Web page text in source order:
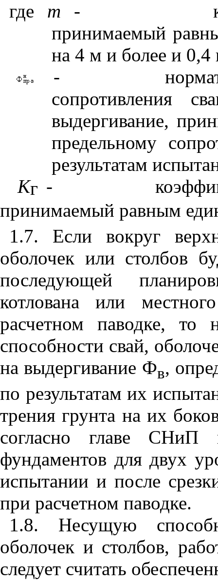
где m -
принимаемый
на 4 м и более и
-
сопротивления
выдергивание,
предельному
результатам
Кг -
принимаемый равным
1.7. Если вокруг
оболочек или столбов
последующей
котлована или
расчетном паводке, то
способности свай,
на выдергивание Фв,
по результатам их
трения грунта на их
согласно главе СНиП
фундаментов для двух
испытании и после
при расчетном паводке.
1.8. Несущую
оболочек и столбов,
следует считать